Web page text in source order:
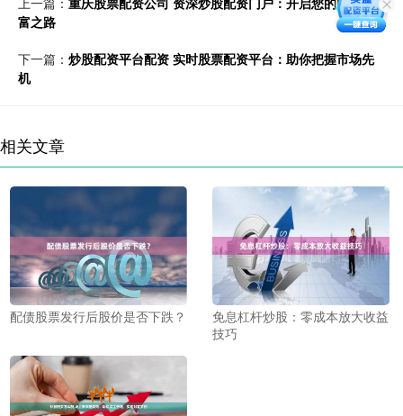
富之路
下一篇： 炒股配资平台配资 实时股票配资平台：助你把握市场先
机
相关文章
配债股票发行后股价是否下跌？
免息杠杆炒股：零成本放大收益
技巧